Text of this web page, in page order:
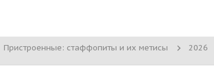
Пристроенные: стаффопиты и их метисы 2026